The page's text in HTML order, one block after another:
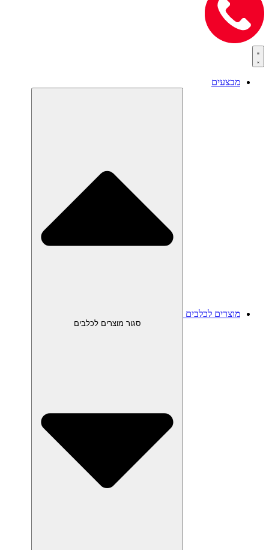
מבצעים
מוצרים לכלבים
סגור מוצרים לכלבים